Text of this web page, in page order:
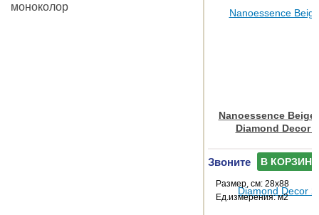
моноколор
Nanoessence Beige
Diamond Decor
Звоните В КОРЗИНУ
Размер, см: 28x88
Ед.измерения: м2